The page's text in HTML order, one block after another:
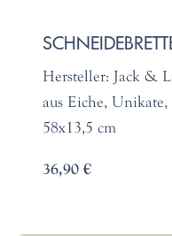
Hersteller: Jack &
aus Eiche,
58x13,5 cm
36,90 €